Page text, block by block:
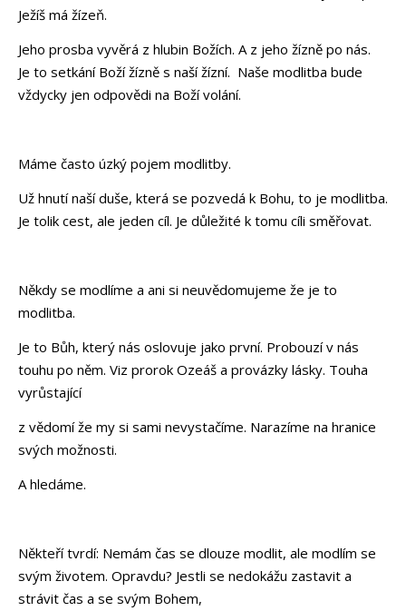
Ježíš má žízeň.
Jeho prosba vyvěrá z hlubin Božích. A z jeho žízně po nás.
Je to setkání Boží žízně s naší žízní. Naše modlitba bude
vždycky jen odpovědi na Boží volání.
Máme často úzký pojem modlitby.
Už hnutí naší duše, která se pozvedá k Bohu, to je modlitba.
Je tolik cest, ale jeden cíl. Je důležité k tomu cíli směřovat.
Někdy se modlíme a ani si neuvědomujeme že je to
modlitba.
Je to Bůh, který nás oslovuje jako první. Probouzí v nás
touhu po něm. Viz prorok Ozeáš a provázky lásky. Touha
vyrůstající
z vědomí že my si sami nevystačíme. Narazíme na hranice
svých možnosti.
A hledáme.
Někteří tvrdí: Nemám čas se dlouze modlit, ale modlím se
svým životem. Opravdu? Jestli se nedokážu zastavit a
strávit čas a se svým Bohem,